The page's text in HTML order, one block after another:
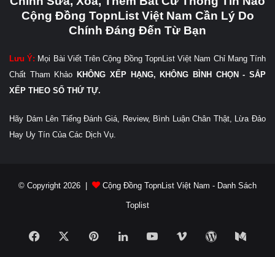
Cộng Đồng TopnList Việt Nam Cần Lý Do
Chính Đáng Đến Từ Bạn
Lưu Ý: Mọi Bài Viết Trên Cộng Đồng TopnList Việt Nam Chỉ Mang Tính
Chất Tham Khảo KHÔNG XẾP HẠNG, KHÔNG BÌNH CHỌN - SẮP
XẾP THEO SỐ THỨ TỰ.
Hãy Dám Lên Tiếng Đánh Giá, Review, Bình Luận Chân Thật, Lừa Đảo
Hay Uy Tín Của Các Dịch Vụ.
© Copyright 2026 | Cộng Đồng TopnList Việt Nam - Danh Sách
Toplist
Facebook PinterestLinkedInYouTubeVimeo WordPress